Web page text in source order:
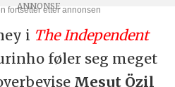
i The Independent
føler seg meget
Mesut Özil